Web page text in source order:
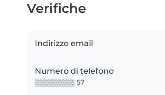
Verifiche
Indirizzo email
Numero di telefono
▒▒▒▒▒▒▒▒ 57